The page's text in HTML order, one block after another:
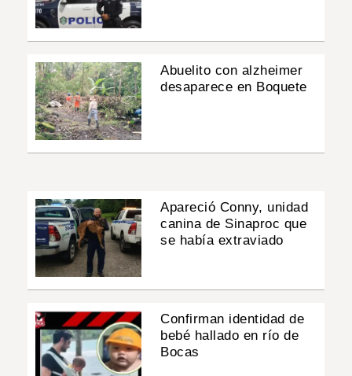
Abuelito con alzheimer
desaparece en Boquete
Apareció Conny, unidad
canina de Sinaproc que
se había extraviado
Confirman identidad de
bebé hallado en río de
Bocas